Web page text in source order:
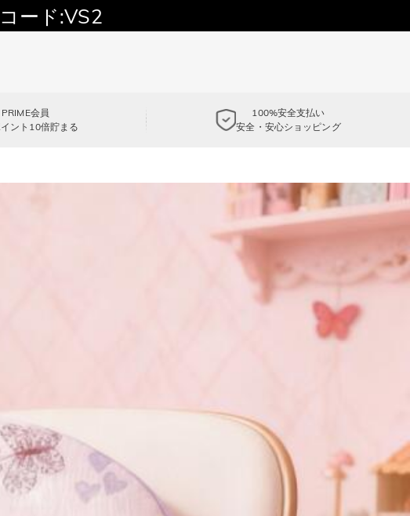
ード:VS2
PRIME会員
ント10倍貯まる
100%安全支払い
安全・安心ショッピング